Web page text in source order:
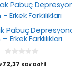
Pabuç
Erkek Farklılıkları
0
o
72,37 KDV Dahil